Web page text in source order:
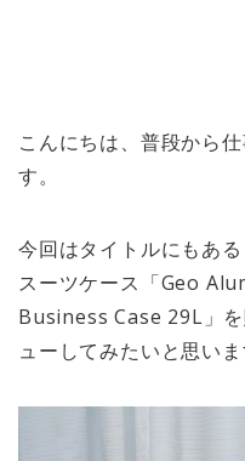
こんにちは、普段から
す。
今回はタイトルにもあ
スーツケース「Geo
Business Case 29L」
ューしてみたいと思いま